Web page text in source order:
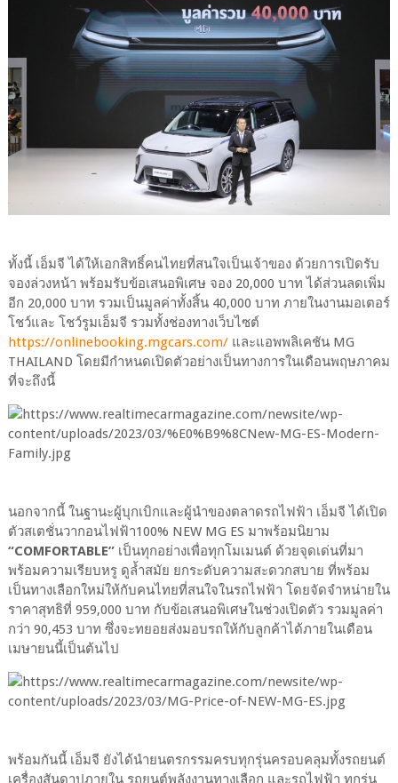
ทั้งนี้ เอ็มจี ได้ให้เอกสิทธิ์คนไทยที่สนใจเป็นเจ้าของ ด้วยการเปิดรับ
จองล่วงหน้า พร้อมรับข้อเสนอพิเศษ จอง 20,000 บาท ได้ส่วนลดเพิ่ม
อีก 20,000 บาท รวมเป็นมูลค่าทั้งสิ้น 40,000 บาท ภายในงานมอเตอร์
โชว์และ โชว์รูมเอ็มจี รวมทั้งช่องทางเว็บไซต์
https://onlinebooking.mgcars.com/และแอพพลิเคชัน MG
THAILAND โดยมีกำหนดเปิดตัวอย่างเป็นทางการในเดือนพฤษภาคม
ที่จะถึงนี้
นอกจากนี้ ในฐานะผู้บุกเบิกและผู้นำของตลาดรถไฟฟ้า เอ็มจี ได้เปิด
ตัวสเตชั่นวากอนไฟฟ้า100% NEW MG ES มาพร้อมนิยาม
“COMFORTABLE”เป็นทุกอย่างเพื่อทุกโมเมนต์ ด้วยจุดเด่นที่มา
พร้อมความเรียบหรู ดูล้ำสมัย ยกระดับความสะดวกสบาย ที่พร้อม
เป็นทางเลือกใหม่ให้กับคนไทยที่สนใจในรถไฟฟ้า โดยจัดจำหน่ายใน
ราคาสุทธิที่ 959,000 บาท กับข้อเสนอพิเศษในช่วงเปิดตัว รวมมูลค่า
กว่า 90,453 บาท ซึ่งจะทยอยส่งมอบรถให้กับลูกค้าได้ภายในเดือน
เมษายนนี้เป็นต้นไป
พร้อมกันนี้ เอ็มจี ยังได้นำยนตรกรรมครบทุกรุ่นครอบคลุมทั้งรถยนต์
เครื่องสันดาปภายใน รถยนต์พลังงานทางเลือก และรถไฟฟ้า ทุกรุ่น